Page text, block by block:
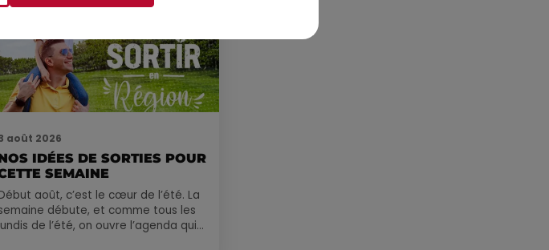
août 2026
IDÉES DE SORTIES POUR
SEMAINE
août, c’est le cœur de l’été. La
débute, et comme tous les
de l’été, on ouvre l’agenda qui